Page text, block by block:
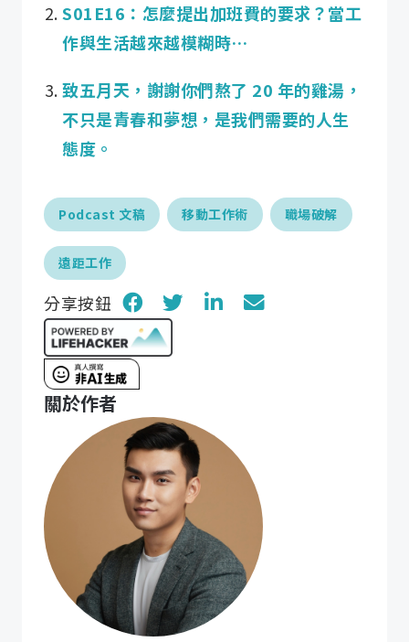
S01E16：怎麼提出加班費的要求？當工
作與生活越來越模糊時…
致五月天，謝謝你們熬了 20 年的雞湯，
不只是青春和夢想，是我們需要的人生
態度。
Podcast 文稿 移動工作術 職場破解
遠距工作
分享按鈕
關於作者